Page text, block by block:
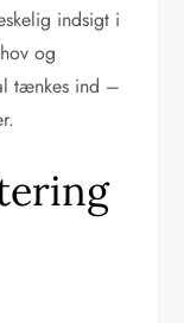
indsigt i
og
tænkes ind –